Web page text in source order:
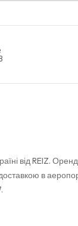
від REIZ.
в